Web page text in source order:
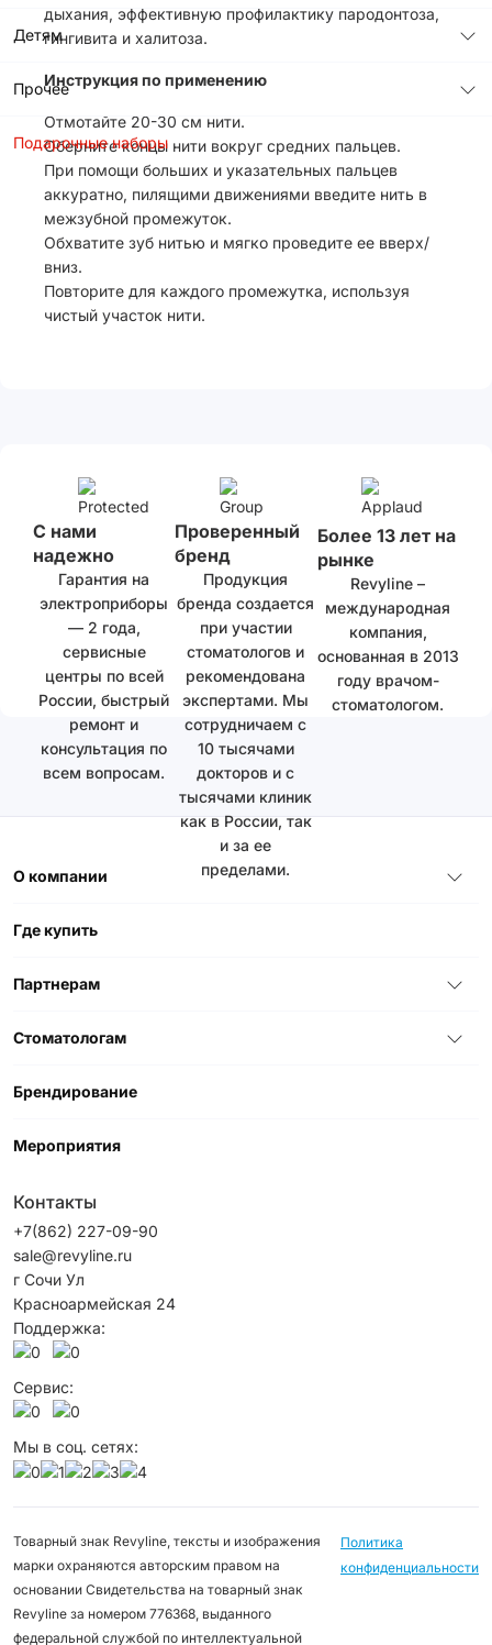
Детям
Прочее
Подарочные наборы
дыхания, эффективную профилактику пародонтоза,
гингивита и халитоза.
Инструкция по применению
Отмотайте 20-30 см нити.
Оберните концы нити вокруг средних пальцев.
При помощи больших и указательных пальцев
аккуратно, пилящими движениями введите нить в
межзубной промежуток.
Обхватите зуб нитью и мягко проведите ее вверх/
вниз.
Повторите для каждого промежутка, используя
чистый участок нити.
С нами
надежно
Гарантия на
электроприборы
— 2 года,
сервисные
центры по всей
России, быстрый
ремонт и
консультация по
всем вопросам.
Проверенный
бренд
Продукция
бренда создается
при участии
стоматологов и
рекомендована
экспертами. Мы
сотрудничаем с
10 тысячами
докторов и с
тысячами клиник
как в России, так
и за ее
пределами.
Более 13 лет на
рынке
Revyline –
международная
компания,
основанная в 2013
году врачом-
стоматологом.
О компании
Где купить
Партнерам
Стоматологам
Брендирование
Мероприятия
Контакты
+7(862) 227-09-90
sale@revyline.ru
г Сочи Ул
Красноармейская 24
Поддержка:
Сервис:
Мы в соц. сетях:
Товарный знак Revyline, тексты и изображения
марки охраняются авторским правом на
основании Свидетельства на товарный знак
Revyline за номером 776368, выданного
федеральной службой по интеллектуальной
Политика
конфиденциальности